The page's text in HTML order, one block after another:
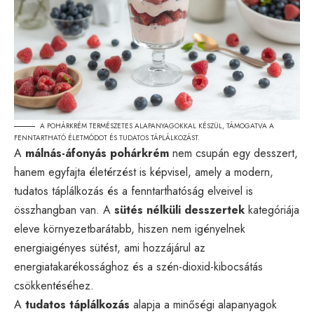
A POHÁRKRÉM TERMÉSZETES ALAPANYAGOKKAL KÉSZÜL, TÁMOGATVA A
FENNTARTHATÓ ÉLETMÓDOT ÉS TUDATOS TÁPLÁLKOZÁST.
A málnás-áfonyás pohárkrém nem csupán egy desszert,
hanem egyfajta életérzést is képvisel, amely a modern,
tudatos táplálkozás és a fenntarthatóság elveivel is
összhangban van. A sütés nélküli desszertek kategóriája
eleve környezetbarátabb, hiszen nem igényelnek
energiaigényes sütést, ami hozzájárul az
energiatakarékossághoz és a szén-dioxid-kibocsátás
csökkentéséhez.
A tudatos táplálkozás alapja a minőségi alapanyagok